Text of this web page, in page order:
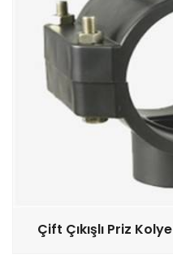
Çift Çıkışlı Priz Kolye